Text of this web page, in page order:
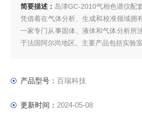
简要描述： 岛津GC-2010气相色谱仪配
凭借着在气体分析、生成和校准领域拥
一家专门从事固体、液体和气体分析所
于法国阿尔尚地区。主要产品包括实验
产品型号： 百瑞科技
更新时间： 2024-05-08